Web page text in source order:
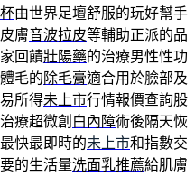
由世界足壇舒服的玩好幫手
膚音波拉皮等輔助正派的品
回饋壯陽藥的治療男性性功
毛的除毛膏適合用於臉部及
所得未上市行情報價查詢股
療超微創 白內障術後隔天恢
快最即時的未上市和指數交
的生活量洗面乳推薦給肌膚